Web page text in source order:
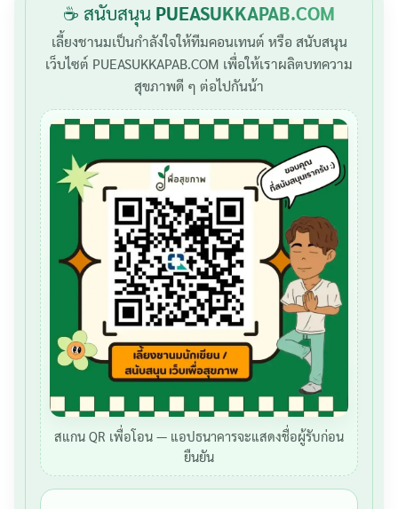
☕ สนับสนุน PUEASUKKAPAB.COM
เลี้ยงชานมเป็นกำลังใจให้ทีมคอนเทนต์ หรือ สนับสนุน
เว็บไซต์ PUEASUKKAPAB.COM เพื่อให้เราผลิตบทความ
สุขภาพดี ๆ ต่อไปกันน้า
สแกน QR เพื่อโอน — แอปธนาคารจะแสดงชื่อผู้รับก่อน
ยืนยัน